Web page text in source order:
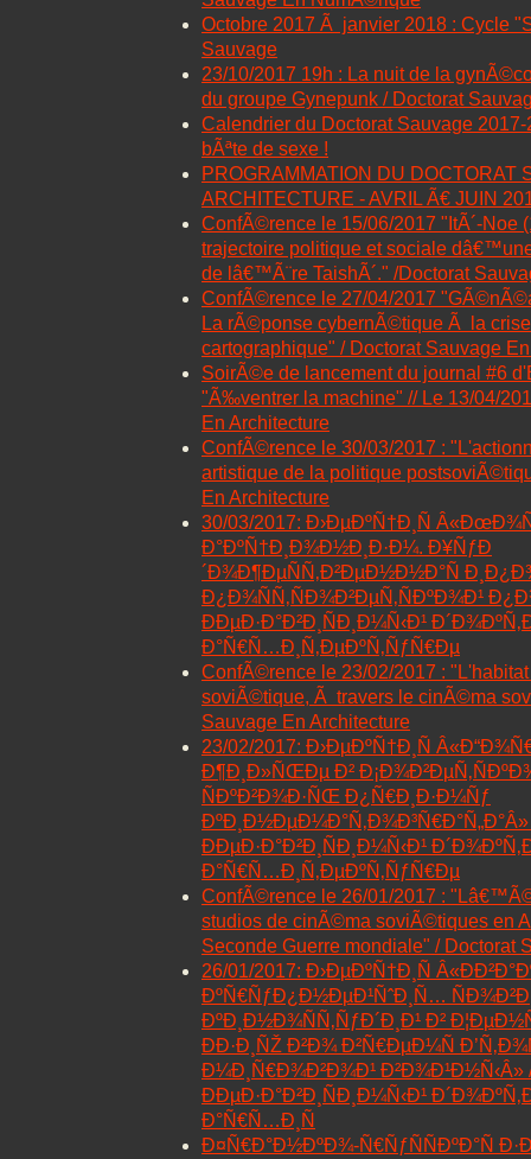
Octobre 2017 Ã janvier 2018 : Cycle
Sauvage
23/10/2017 19h : La nuit de la
du groupe Gynepunk / Doctorat
Calendrier du Doctorat Sauvage
bÃªte de sexe !
PROGRAMMATION DU DOCTORAT
ARCHITECTURE - AVRIL Ã€ JUIN
ConfÃ©rence le 15/06/2017 "ItÃ´-Noe
trajectoire politique et sociale
de lâ€™Ã¨re TaishÃ´." /Doctorat
ConfÃ©rence le 27/04/2017
La rÃ©ponse cybernÃ©tique Ã la
cartographique" / Doctorat Sauvage
SoirÃ©e de lancement du journal #6
"Ã‰ventrer la machine" // Le 13/04/
En Architecture
ConfÃ©rence le 30/03/2017 :
artistique de la politique
En Architecture
30/03/2017: Ð›ÐµÐºÑ†Ð¸Ñ
Ð°ÐºÑ†Ð¸Ð¾Ð½Ð¸Ð·Ð¼. Ð¥ÑƒÐ
´Ð¾Ð¶ÐµÑÑ‚Ð²ÐµÐ½Ð½Ð°Ñ
Ð¿Ð¾ÑÑ‚ÑÐ¾Ð²ÐµÑ‚ÑÐºÐ¾Ð¹
ÐÐµÐ·Ð°Ð²Ð¸ÑÐ¸Ð¼Ñ‹Ð¹
Ð°Ñ€Ñ…Ð¸Ñ‚ÐµÐºÑ‚ÑƒÑ€Ðµ
ConfÃ©rence le 23/02/2017 :
soviÃ©tique, Ã travers le cinÃ©ma
Sauvage En Architecture
23/02/2017: Ð›ÐµÐºÑ†Ð¸Ñ
Ð¶Ð¸Ð»ÑŒÐµ Ð²
ÑÐºÐ²Ð¾Ð·ÑŒ Ð¿Ñ€Ð¸Ð·Ð¼Ñƒ
ÐºÐ¸Ð½ÐµÐ¼Ð°Ñ‚Ð¾Ð³Ñ€Ð°Ñ„Ð°Â»
ÐÐµÐ·Ð°Ð²Ð¸ÑÐ¸Ð¼Ñ‹Ð¹
Ð°Ñ€Ñ…Ð¸Ñ‚ÐµÐºÑ‚ÑƒÑ€Ðµ
ConfÃ©rence le 26/01/2017 :
studios de cinÃ©ma soviÃ©tiques en
Seconde Guerre mondiale" / Doctorat
26/01/2017: Ð›ÐµÐºÑ†Ð¸Ñ
ÐºÑ€ÑƒÐ¿Ð½ÐµÐ¹ÑˆÐ¸Ñ…
ÐºÐ¸Ð½Ð¾ÑÑ‚ÑƒÐ´Ð¸Ð¹ Ð²
ÐÐ·Ð¸ÑŽ Ð²Ð¾ Ð²Ñ€ÐµÐ¼Ñ
Ð¼Ð¸Ñ€Ð¾Ð²Ð¾Ð¹ Ð²Ð¾Ð¹Ð½Ñ‹Â»
ÐÐµÐ·Ð°Ð²Ð¸ÑÐ¸Ð¼Ñ‹Ð¹
Ð°Ñ€Ñ…Ð¸Ñ
Ð¤Ñ€Ð°Ð½ÐºÐ¾-Ñ€ÑƒÑÑÐºÐ°Ñ